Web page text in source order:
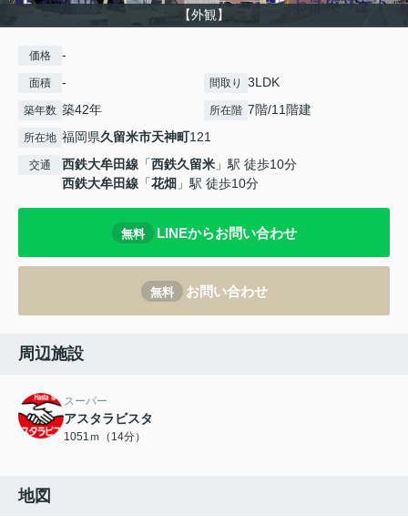
【外観】
価格 -
面積 - 間取り 3LDK
築年数 築42年 所在階 7階/11階建
所在地 福岡県久留米市天神町121
交通 西鉄大牟田線 「西鉄久留米 」駅 徒歩10分
西鉄大牟田線 「花畑 」駅 徒歩10分
無料 LINEからお問い合わせ
無料 お問い合わせ
周辺施設
スーパー
アスタラビスタ
1051ｍ（14分）
地図